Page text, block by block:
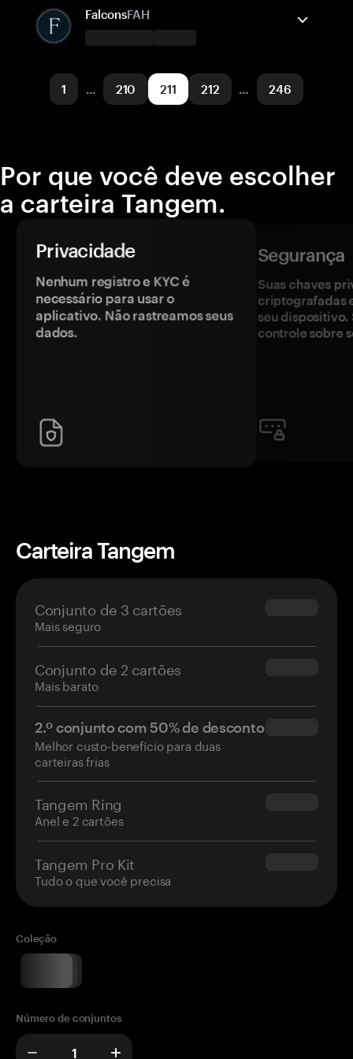
Solana
Enviar/Receber Comprar
Solana
FalconsFAH
Enviar/Receber Comprar
1 … 210 211 212 … 246
Por que você deve escolher
a carteira Tangem.
Privacidade
Nenhum registro e KYC é
necessário para usar o
aplicativo. Não rastreamos seus
dados.
Segurança
Suas chaves
criptografadas
seu dispositivo.
controle sobre
Carteira Tangem
Conjunto de 3 cartões
Mais seguro
$69.90
Conjunto de 2 cartões
Mais barato
$54.90
2.º conjunto com 50% de desconto
Melhor custo-benefício para duas
carteiras frias
$34.95
Tangem Ring
Anel e 2 cartões
$160.00
Tangem Pro Kit
Tudo o que você precisa
$180.00
Coleção
Número de conjuntos